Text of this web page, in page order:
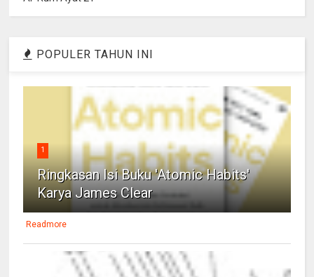
POPULER TAHUN INI
1
Ringkasan Isi Buku 'Atomic Habits'
Karya James Clear
Readmore